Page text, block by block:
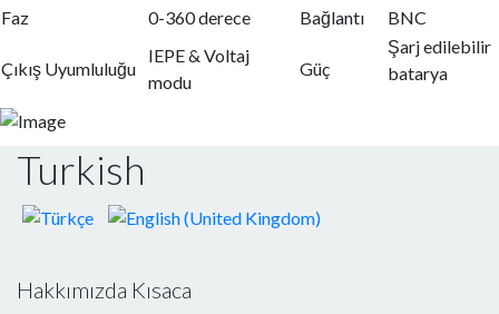
Faz
0-360 derece Bağlantı BNC
Çıkış Uyumluluğu
IEPE & Voltaj
modu
Güç
Şarj edilebilir
batarya
Turkish
Hakkımızda Kısaca